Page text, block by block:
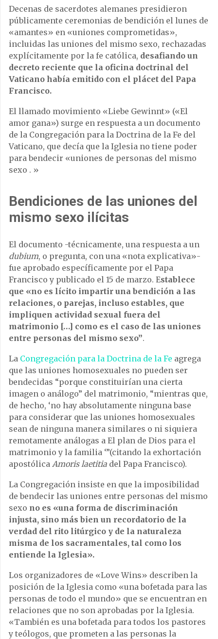
Decenas de sacerdotes alemanes presidieron
públicamente ceremonias de bendición el lunes de
«amantes» en «uniones comprometidas»,
incluidas las uniones del mismo sexo, rechazadas
explícitamente por la fe católica, desafiando un
decreto reciente que la oficina doctrinal del
Vaticano había emitido con el plácet del Papa
Francisco.
El llamado movimiento «Liebe Gewinnt» («El
amor gana») surge en respuesta a un documento
de la Congregación para la Doctrina de la Fe del
Vaticano, que decía que la Iglesia no tiene poder
para bendecir «uniones de personas del mismo
sexo . »
Bendiciones de las uniones del
mismo sexo ilícitas
El documento -técnicamente, una respuesta a un
dubium, o pregunta, con una «nota explicativa»-
fue aprobado específicamente por el Papa
Francisco y publicado el 15 de marzo. Establece
que «no es lícito impartir una bendición a las
relaciones, o parejas, incluso estables, que
impliquen actividad sexual fuera del
matrimonio […] como es el caso de las uniones
entre personas del mismo sexo”.
La Congregación para la Doctrina de la Fe agrega
que las uniones homosexuales no pueden ser
bendecidas “porque constituirían una cierta
imagen o análogo” del matrimonio, “mientras que,
de hecho, ‘no hay absolutamente ninguna base
para considerar que las uniones homosexuales
sean de ninguna manera similares o ni siquiera
remotamente análogas a El plan de Dios para el
matrimonio y la familia ‘”(citando la exhortación
apostólica Amoris laetitia del Papa Francisco).
La Congregación insiste en que la imposibilidad
de bendecir las uniones entre personas del mismo
sexo no es «una forma de discriminación
injusta, sino más bien un recordatorio de la
verdad del rito litúrgico y de la naturaleza
misma de los sacramentales, tal como los
entiende la Iglesia».
Los organizadores de «Love Wins» describen la
posición de la Iglesia como «una bofetada para las
personas de todo el mundo» que se encuentran en
relaciones que no son aprobadas por la Iglesia.
«También es una bofetada para todos los pastores
y teólogos, que prometen a las personas la